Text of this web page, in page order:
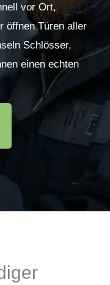
vor Ort,
öffnen Türen aller
Schlösser,
einen echten